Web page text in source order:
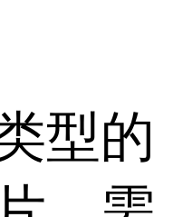
的